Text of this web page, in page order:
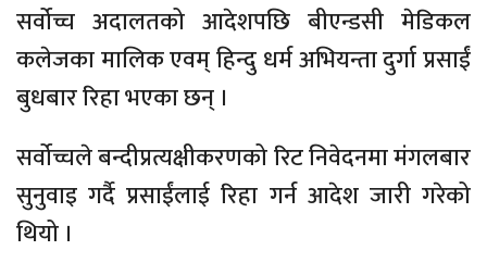
सर्वोच्च अदालतको आदेशपछि बीएन्डसी मेडिकल
कलेजका मालिक एवम् हिन्दु धर्म अभियन्ता दुर्गा प्रसाईं
बुधबार रिहा भएका छन् ।
सर्वोच्चले बन्दीप्रत्यक्षीकरणको रिट निवेदनमा मंगलबार
सुनुवाइ गर्दै प्रसाईंलाई रिहा गर्न आदेश जारी गरेको
थियो ।